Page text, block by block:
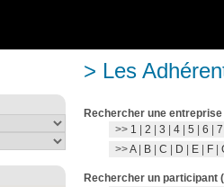
> Les
Rechercher une entreprise
>> 1 2 3 4 5 6 7
>>A| B C D E F
Rechercher un participant